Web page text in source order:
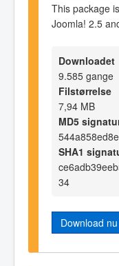
This package
Joomla! 2.5
Downloadet
9.585 gange
Filstørrelse
7,94 MB
MD5
SHA1
34
Download nu